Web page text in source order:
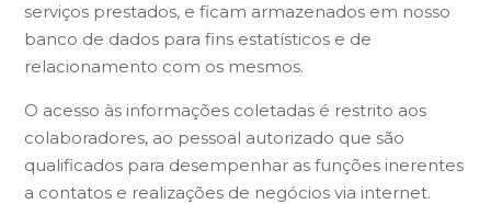
serviços prestados, e ficam armazenados em nosso
banco de dados para fins estatísticos e de
relacionamento com os mesmos.
O acesso às informações coletadas é restrito aos
colaboradores, ao pessoal autorizado que são
qualificados para desempenhar as funções inerentes
a contatos e realizações de negócios via internet.